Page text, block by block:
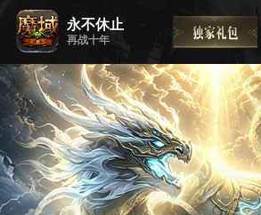
永不休止
再战十年